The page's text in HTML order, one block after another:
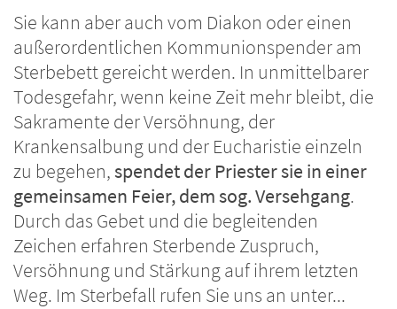
Sie kann aber auch vom Diakon oder einen
außerordentlichen Kommunionspender am
Sterbebett gereicht werden. In unmittelbarer
Todesgefahr, wenn keine Zeit mehr bleibt, die
Sakramente der Versöhnung, der
Krankensalbung und der Eucharistie einzeln
zu begehen, spendet der Priester sie in einer
gemeinsamen Feier, dem sog. Versehgang.
Durch das Gebet und die begleitenden
Zeichen erfahren Sterbende Zuspruch,
Versöhnung und Stärkung auf ihrem letzten
Weg. Im Sterbefall rufen Sie uns an unter...